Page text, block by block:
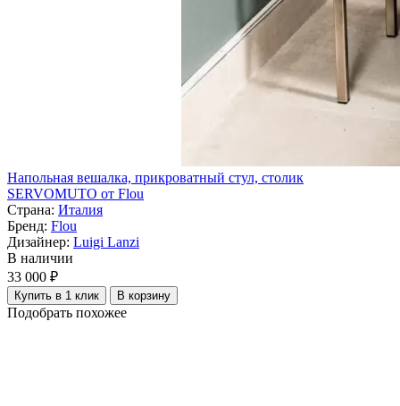
Напольная вешалка, прикроватный стул, столик
SERVOMUTO от Flou
Страна: Италия
Бренд: Flou
Дизайнер: Luigi Lanzi
В наличии
33 000 ₽
Купить в 1 клик В корзину
Подобрать похожее